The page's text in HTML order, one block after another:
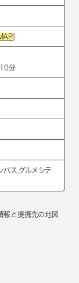
]
分
ス,グルメシテ
報と提携先の地図